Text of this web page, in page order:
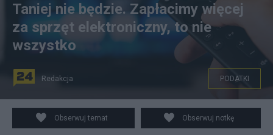
Taniej nie będzie. Zapłacimy więcej
za sprzęt elektroniczny, to nie
wszystko
Redakcja PODATKI
Obserwuj temat Obserwuj notkę